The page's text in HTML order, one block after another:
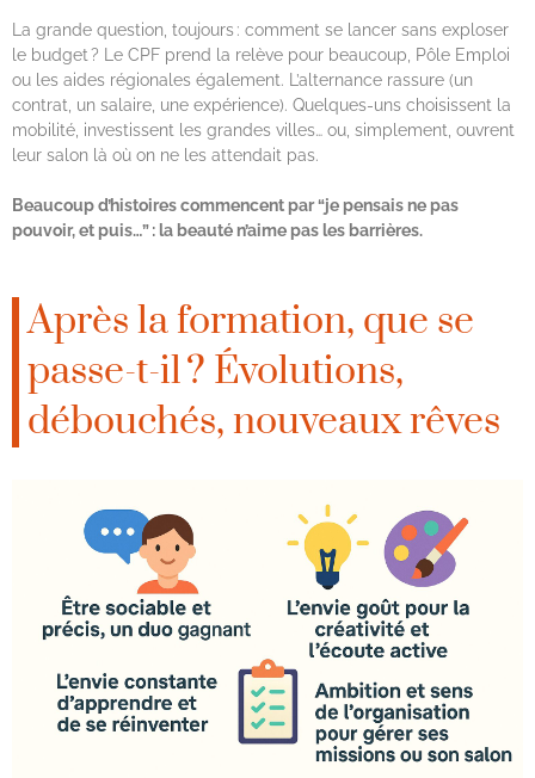
La grande question, toujours : comment se lancer sans exploser
le budget ? Le CPF prend la relève pour beaucoup, Pôle Emploi
ou les aides régionales également. L’alternance rassure (un
contrat, un salaire, une expérience). Quelques-uns choisissent la
mobilité, investissent les grandes villes… ou, simplement, ouvrent
leur salon là où on ne les attendait pas.
Beaucoup d’histoires commencent par “je pensais ne pas
pouvoir, et puis…” : la beauté n’aime pas les barrières.
Après la formation, que se
passe-t-il ? Évolutions,
débouchés, nouveaux rêves